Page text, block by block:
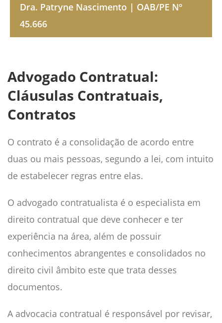
Dra. Patryne Nascimento | OAB/PE Nº
45.666
Advogado Contratual:
Cláusulas Contratuais,
Contratos
O contrato é a consolidação de acordo entre
duas ou mais pessoas, segundo a lei, com intuito
de estabelecer regras entre elas.
O advogado contratualista é o especialista em
direito contratual que deve conhecer e ter
experiência na área, além de possuir
conhecimentos abrangentes e consolidados no
direito civil âmbito este que trata desses
documentos.
A advocacia contratual é responsável por revisar,